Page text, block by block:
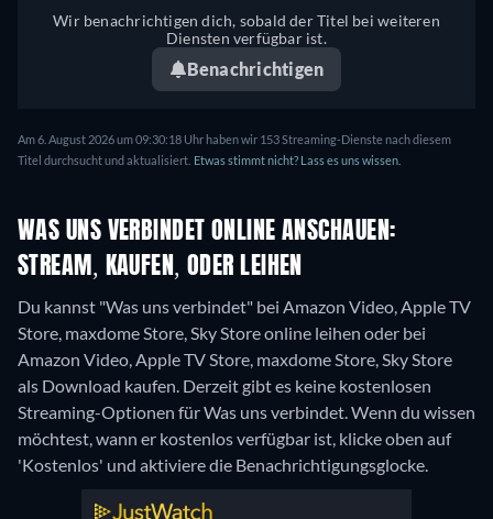
Wir benachrichtigen dich, sobald der Titel bei weiteren
Diensten verfügbar ist.
Benachrichtigen
Am 6. August 2026 um 09:30:18 Uhr haben wir 153 Streaming-Dienste nach diesem
Titel durchsucht und aktualisiert. Etwas stimmt nicht? Lass es uns wissen.
WAS UNS VERBINDET ONLINE ANSCHAUEN:
STREAM, KAUFEN, ODER LEIHEN
Du kannst "Was uns verbindet" bei Amazon Video, Apple TV
Store, maxdome Store, Sky Store online leihen oder bei
Amazon Video, Apple TV Store, maxdome Store, Sky Store
als Download kaufen. Derzeit gibt es keine kostenlosen
Streaming-Optionen für Was uns verbindet. Wenn du wissen
möchtest, wann er kostenlos verfügbar ist, klicke oben auf
'Kostenlos' und aktiviere die Benachrichtigungsglocke.